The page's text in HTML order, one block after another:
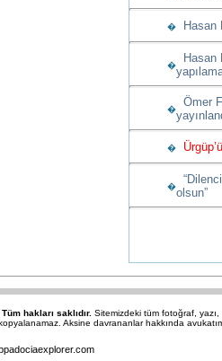
� Hasan
�
Hasan
�
Ömer
�
�olsun”
hakları saklıdır. Sitemizdeki tüm fotoğraf,
Aksine davrananlar hakkında